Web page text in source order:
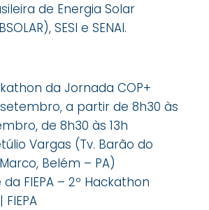
de Energia Solar
SESI e SENAI.
da Jornada COP+
setembro, a partir de 8h30 às
de 8h30 às 13h
Vargas (Tv. Barão do
Belém – PA)
da FIEPA – 2º Hackathon